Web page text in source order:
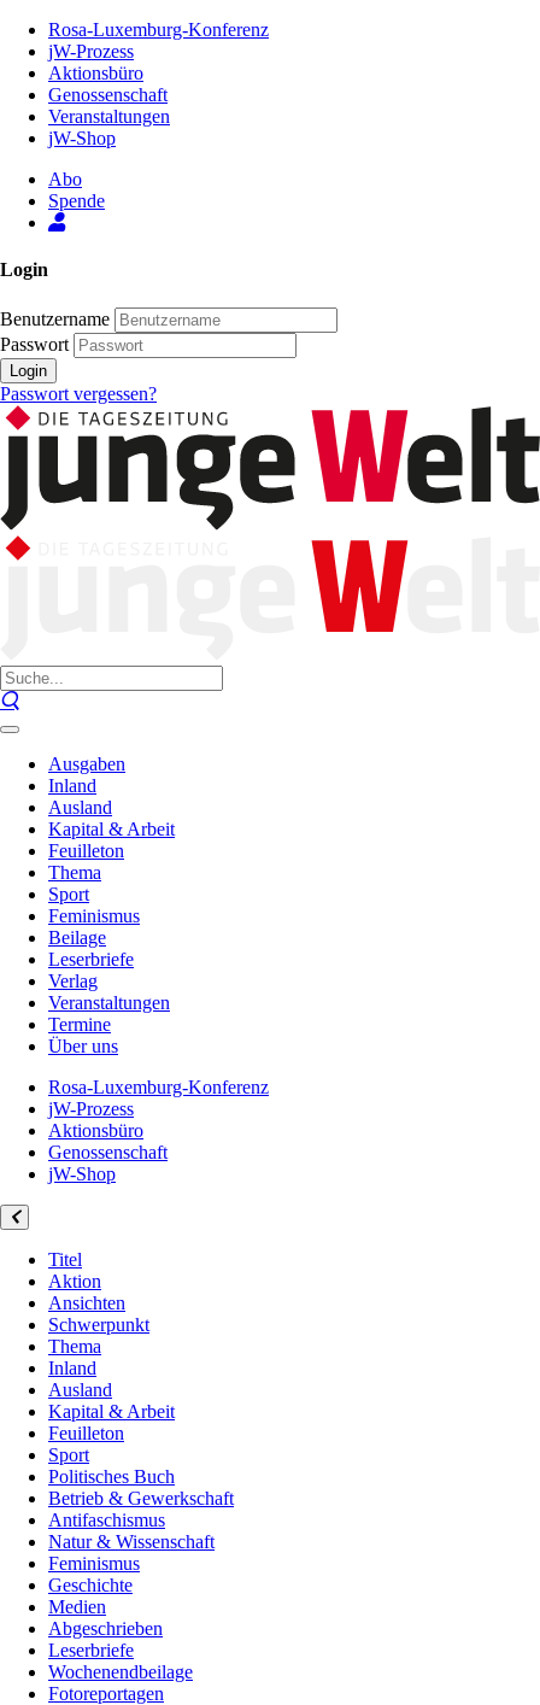
Inhalt
Seite
Rosa-Luxemburg-Konferenz
jW-Prozess
Aktionsbüro
Genossenschaft
Veranstaltungen
jW-Shop
Abo
Spende
Login
Benutzername
Passwort
Login
Passwort vergessen?
Ausgaben
Inland
Ausland
Kapital & Arbeit
Feuilleton
Thema
Sport
Feminismus
Beilage
Leserbriefe
Verlag
Veranstaltungen
Termine
Über uns
Rosa-Luxemburg-Konferenz
jW-Prozess
Aktionsbüro
Genossenschaft
jW-Shop
Titel
Aktion
Ansichten
Schwerpunkt
Thema
Inland
Ausland
Kapital & Arbeit
Feuilleton
Sport
Politisches Buch
Betrieb & Gewerkschaft
Antifaschismus
Natur & Wissenschaft
Feminismus
Geschichte
Medien
Abgeschrieben
Leserbriefe
Wochenendbeilage
Fotoreportagen